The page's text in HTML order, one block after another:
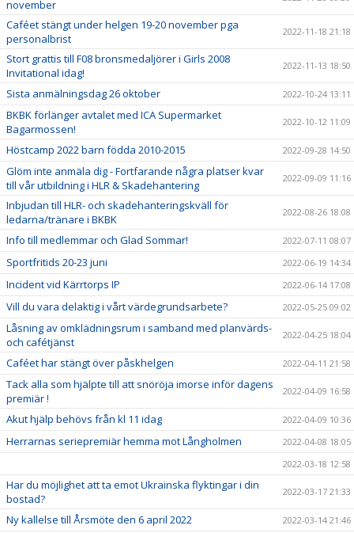
november
Caféet stängt under helgen 19-20 november pga
personalbrist
2022-11-18 21:18
Stort grattis till F08 bronsmedaljörer i Girls 2008
Invitational idag!
2022-11-13 18:50
Sista anmälningsdag 26 oktober 2022-10-24 13:11
BKBK förlänger avtalet med ICA Supermarket
Bagarmossen!
2022-10-12 11:09
Höstcamp 2022 barn födda 2010-2015 2022-09-28 14:50
Glöm inte anmäla dig - Fortfarande några platser kvar
till vår utbildning i HLR & Skadehantering
2022-09-09 11:16
Inbjudan till HLR- och skadehanteringskväll för
ledarna/tränare i BKBK
2022-08-26 18:08
Info till medlemmar och Glad Sommar! 2022-07-11 08:07
Sportfritids 20-23 juni 2022-06-19 14:34
Incident vid Kärrtorps IP 2022-06-14 17:08
Vill du vara delaktig i vårt värdegrundsarbete? 2022-05-25 09:02
Låsning av omklädningsrum i samband med planvärds-
och cafétjänst
2022-04-25 18:04
Caféet har stängt över påskhelgen 2022-04-11 21:58
Tack alla som hjälpte till att snöröja imorse inför dagens
premiär !
2022-04-09 16:58
Akut hjälp behövs från kl 11 idag 2022-04-09 10:36
Herrarnas seriepremiär hemma mot Långholmen
2022-04-08 18:05
2022-03-18 12:58
Har du möjlighet att ta emot Ukrainska flyktingar i din
bostad?
2022-03-17 21:33
Ny kallelse till Årsmöte den 6 april 2022 2022-03-14 21:46